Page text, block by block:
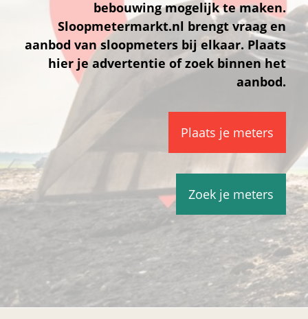
bebouwing mogelijk te maken.
Sloopmetermarkt.nl brengt vraag en
aanbod van sloopmeters bij elkaar. Plaats
hier je advertentie of zoek binnen het
aanbod.
Plaats je meters
Zoek je meters